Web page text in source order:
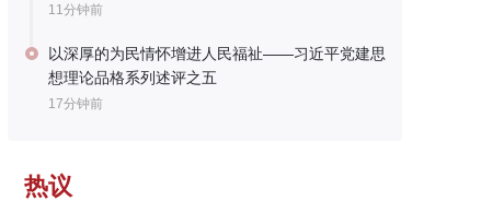
11分钟前
以深厚的为民情怀增进人民福祉——习近平党建思
想理论品格系列述评之五
17分钟前
热议